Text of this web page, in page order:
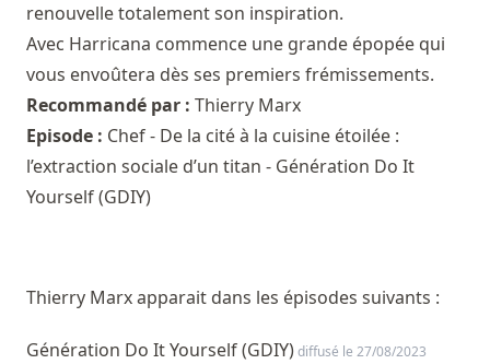
renouvelle totalement son inspiration.
Avec Harricana commence une grande épopée qui
vous envoûtera dès ses premiers frémissements.
Recommandé par : Thierry Marx
Episode : Chef - De la cité à la cuisine étoilée :
l’extraction sociale d’un titan - Génération Do It
Yourself (GDIY)
Thierry Marx apparait dans les épisodes suivants :
Génération Do It Yourself (GDIY)diffusé le 27/08/2023